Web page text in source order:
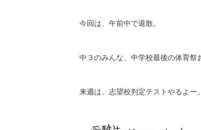
今回は、午前中で退散。
中３のみんな、中学校最後の体育祭
来週は、志望校判定テストやるよー。